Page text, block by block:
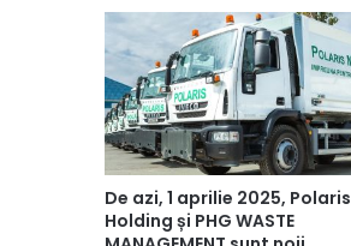
De azi, 1 aprilie 2025, Polaris
Holding și PHG WASTE